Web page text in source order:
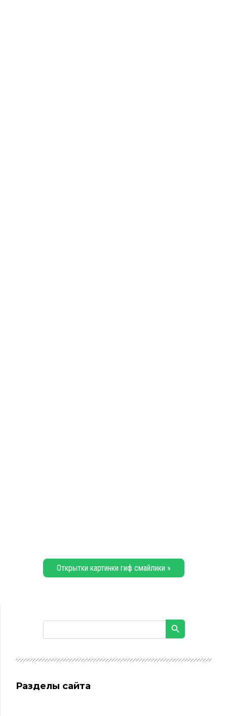
Открытки картинки гиф смайлики »
Разделы сайта